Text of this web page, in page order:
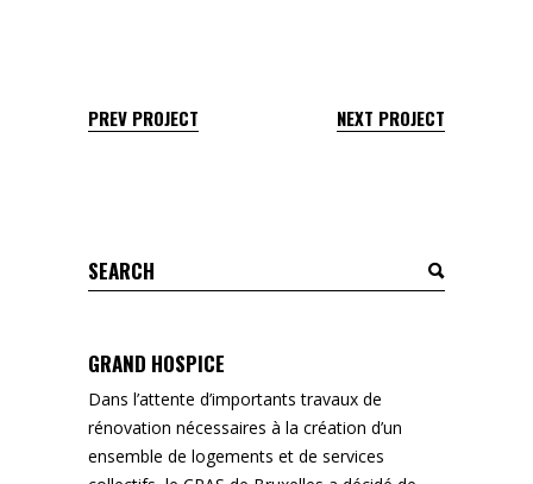
PREV PROJECT NEXT PROJECT
Search
for:
GRAND HOSPICE
Dans l’attente d’importants travaux de
rénovation nécessaires à la création d’un
ensemble de logements et de services